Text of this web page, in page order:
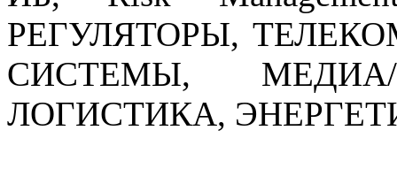
РЕГУЛЯТОРЫ,
СИСТЕМЫ, МЕДИА/
ЛОГИСТИКА,